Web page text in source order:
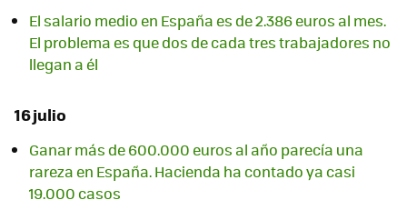
El salario medio en España es de 2.386 euros al mes.
El problema es que dos de cada tres trabajadores no
llegan a él
16 julio
Ganar más de 600.000 euros al año parecía una
rareza en España. Hacienda ha contado ya casi
19.000 casos